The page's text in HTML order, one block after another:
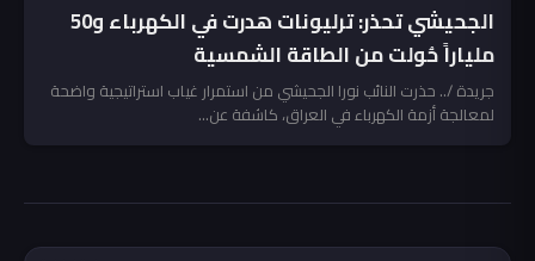
الجحيشي تحذر: ترليونات هدرت في الكهرباء و50
ملياراً حُولت من الطاقة الشمسية
جريدة /.. حذرت النائب نورا الجحيشي من استمرار غياب استراتيجية واضحة
لمعالجة أزمة الكهرباء في العراق، كاشفة عن...